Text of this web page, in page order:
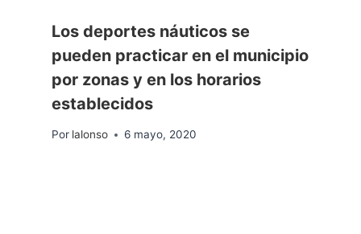
Los deportes náuticos se
pueden practicar en el municipio
por zonas y en los horarios
establecidos
Por lalonso 6 mayo, 2020